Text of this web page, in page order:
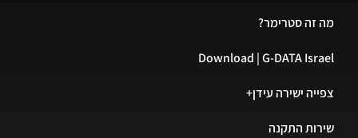
מה זה סטרימר?
Download | G-DATA Israel
צפייה ישירה עידן+
שירות התקנה